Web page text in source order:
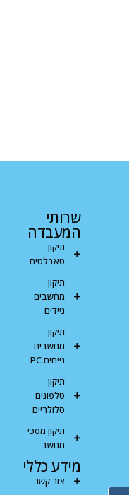
שרותי
המעבדה
תיקון
טאבלטים
תיקון
מחשבים
ניידים
תיקון
מחשבים
נייחים PC
תיקון
טלפונים
סלולריים
תיקון מסכי
מחשב
מידע כללי
צור קשר